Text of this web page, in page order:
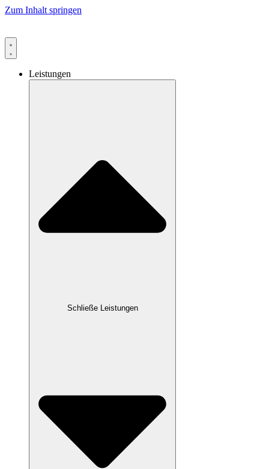
Zum Inhalt springen
Leistungen
Schließe Leistungen